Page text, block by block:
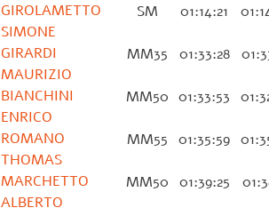
GIROLAMETTO
SIMONE
SM 01:14:21
GIRARDI
MAURIZIO
MM35 01:33:28
BIANCHINI
ENRICO
MM50 01:33:53
ROMANO
THOMAS
MM55 01:35:59
MARCHETTO
ALBERTO
MM50 01:39:25